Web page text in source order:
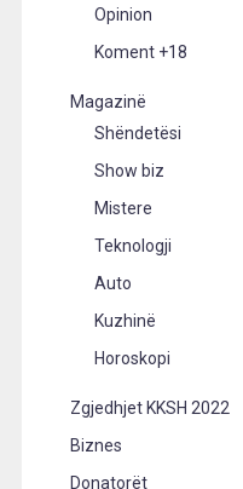
Opinion
Koment +18
Magazinë
Shëndetësi
Show biz
Mistere
Teknologji
Auto
Kuzhinë
Horoskopi
Zgjedhjet KKSH 2022
Biznes
Donatorët